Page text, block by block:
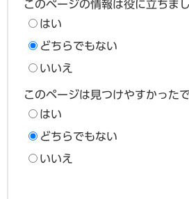
このページの情報は役に立ちま
はい
どちらでもない
いいえ
このページは見つけやすかった
はい
どちらでもない
いいえ